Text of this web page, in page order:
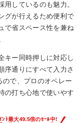
しているのも魅力。
グが行えるため便利で
で省スペース性を兼ね
キー同時押しに対応し
序通りにすべて入力さ
で、プロのオペレー
の打ち心地で使いやす